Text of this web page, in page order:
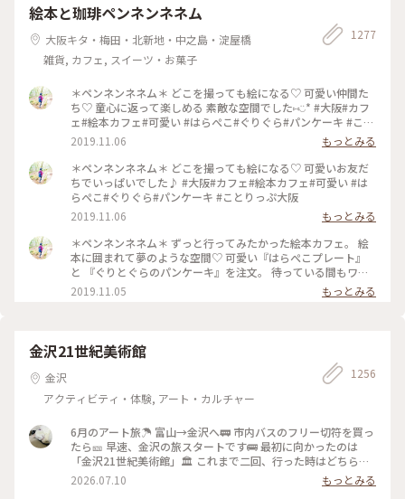
絵本と珈琲ペンネンネネム
大阪キタ・梅田・北新地・中之島・淀屋橋
雑貨, カフェ, スイーツ・お菓子
1277
＊ペンネンネネム＊ どこを撮っても絵になる♡ 可愛い仲間た
ち♡ 童心に返って楽しめる 素敵な空間でした⑅︎◡̈︎* #大阪#カフ
ェ#絵本カフェ#可愛い #はらぺこ#ぐりぐら#パンケーキ #こと
りっぷ大阪
2019.11.06
もっとみる
＊ペンネンネネム＊ どこを撮っても絵になる♡ 可愛いお友だ
ちでいっぱいでした♪ #大阪#カフェ#絵本カフェ#可愛い #は
らぺこ#ぐりぐら#パンケーキ #ことりっぷ大阪
2019.11.06
もっとみる
＊ペンネンネネム＊ ずっと行ってみたかった絵本カフェ。 絵
本に囲まれて夢のような空間♡ 可愛い『はらぺこプレート』
と 『ぐりとぐらのパンケーキ』を注文。 待っている間もワク
ワクが止まりません♪ どうしたら上手に撮れるかな〜 そんな
時間も楽しい♡︎ʾʾ 癒しのひと時でした(*´˘`*) #大阪#カフェ#絵
2019.11.05 もっとみる
金沢21世紀美術館
金沢
アクティビティ・体験, アート・カルチャー
1256
6月のアート旅☂️ 富山→金沢へ🚃 市内バスのフリー切符を買っ
たら🎫 早速、金沢の旅スタートです🚌 最初に向かったのは
「金沢21世紀美術館」🏛️ これまで二回、行った時はどちらも
休館日😱 今回初めて、あのスイミングプールも見ることが 出
来ました🏊🏊 ただ私は一人(笑)なのでプールに入っても上から
2026.07.10
もっとみる